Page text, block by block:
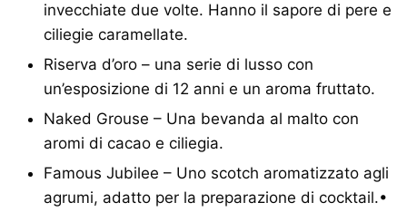
invecchiate due volte. Hanno il sapore di pere e
ciliegie caramellate.
Riserva d’oro – una serie di lusso con
un’esposizione di 12 anni e un aroma fruttato.
Naked Grouse – Una bevanda al malto con
aromi di cacao e ciliegia.
Famous Jubilee – Uno scotch aromatizzato agli
agrumi, adatto per la preparazione di cocktail.•